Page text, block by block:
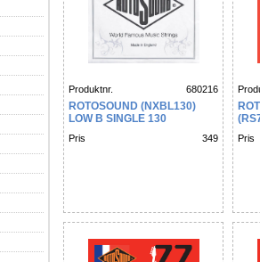
Produktnr. 680216
ROTOSOUND (NXBL130)
LOW B SINGLE 130
Pris 349 Pris